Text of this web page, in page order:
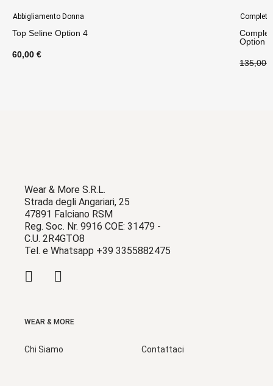
Abbigliamento Donna
Top Seline Option 4
60,00 €
Completi
Option
135,00
Wear & More S.R.L.
Strada degli Angariari, 25
47891 Falciano RSM
Reg. Soc. Nr. 9916 COE: 31479 -
C.U. 2R4GTO8
Tel. e Whatsapp +39 3355882475
WEAR & MORE
Chi Siamo Contattaci